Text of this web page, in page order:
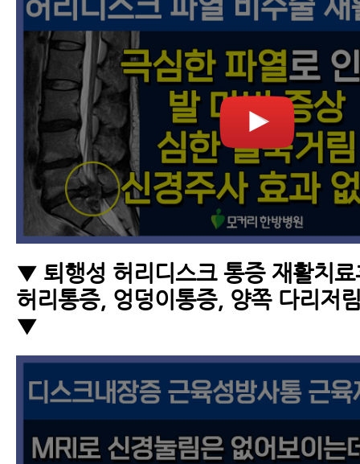
▼ 퇴행성 허리디스크 통증 재활치
허리통증, 엉덩이통증, 양쪽 다리저
▼